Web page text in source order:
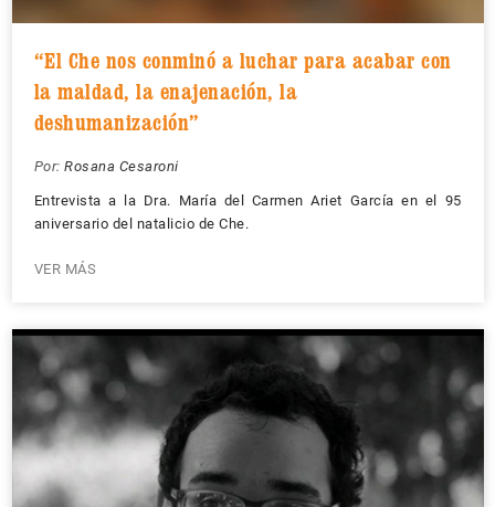
“El Che nos conminó a luchar para acabar con
la maldad, la enajenación, la
deshumanización”
Por: Rosana Cesaroni
Entrevista a la Dra. María del Carmen Ariet García en el 95
aniversario del natalicio de Che.
VER MÁS